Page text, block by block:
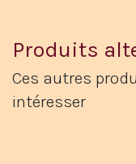
Produits
Ces autres
intéresser